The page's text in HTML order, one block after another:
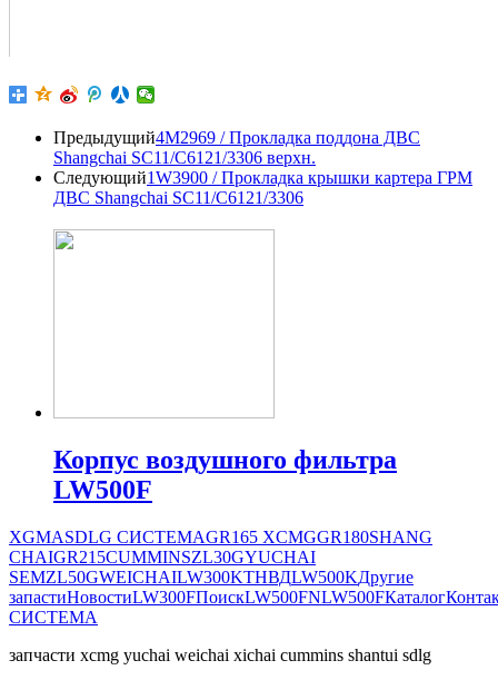
Предыдущий4M2969 / Прокладка поддона ДВС
Shangchai SC11/C6121/3306 верхн.
Следующий1W3900 / Прокладка крышки картера ГРМ
ДВС Shangchai SC11/C6121/3306
Корпус воздушного фильтра
LW500F
XGMASDLG СИСТЕМАGR165 XCMGGR180SHANG
CHAIGR215CUMMINSZL30GYUCHAI
SEMZL50GWEICHAILW300KТНВДLW500KДругие
запастиНовостиLW300FПоискLW500FNLW500FКаталог
СИСТЕМА
запчасти xcmg yuchai weichai xichai cummins shantui sdlg